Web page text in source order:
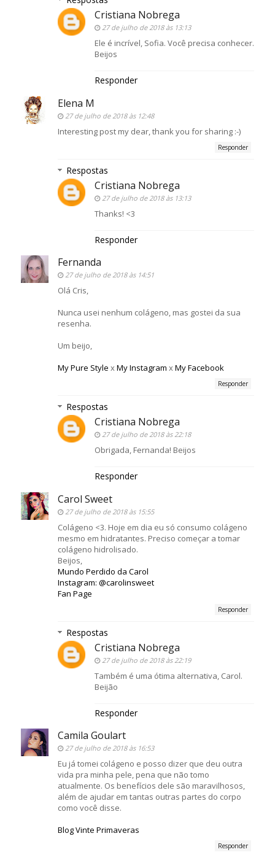
Cristiana Nobrega
27 de julho de 2018 às 13:13
Ele é incrível, Sofia. Você precisa conhecer.
Beijos
Responder
Elena M
27 de julho de 2018 às 12:48
Interesting post my dear, thank you for sharing :-)
Responder
Respostas
Cristiana Nobrega
27 de julho de 2018 às 13:13
Thanks! <3
Responder
Fernanda
27 de julho de 2018 às 14:51
Olá Cris,
Nunca usei nenhum colágeno, mas gostei da sua
resenha.
Um beijo,
My Pure Style xMy Instagram xMy Facebook
Responder
Respostas
Cristiana Nobrega
27 de julho de 2018 às 22:18
Obrigada, Fernanda! Beijos
Responder
Carol Sweet
27 de julho de 2018 às 15:55
Colágeno <3. Hoje em dia eu só consumo colágeno
mesmo em hidratantes. Preciso começar a tomar
colágeno hidrolisado.
Beijos,
Mundo Perdido da Carol
Instagram: @carolinsweet
Fan Page
Responder
Respostas
Cristiana Nobrega
27 de julho de 2018 às 22:19
Também é uma ótima alternativa, Carol.
Beijão
Responder
Camila Goulart
27 de julho de 2018 às 16:53
Eu já tomei colágeno e posso dizer que deu outra
vida pra minha pele, pena que não tomo
atualmente. Os benefícios dele são maravilhosos,
além de ajudar em tantas outras partes do corpo
como você disse.
Blog Vinte Primaveras
Responder